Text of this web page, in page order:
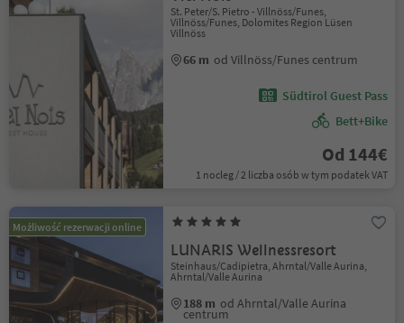
St. Peter/S. Pietro - Villnöss/Funes,
Villnöss/Funes, Dolomites Region Lüsen
Villnöss
66 m od Villnöss/Funes centrum
Südtirol Guest Pass
Bett+Bike
Od 144€
1 nocleg / 2 liczba osób w tym podatek VAT
Możliwość rezerwacji online
LUNARIS Wellnessresort
Steinhaus/Cadipietra, Ahrntal/Valle Aurina,
Ahrntal/Valle Aurina
188 m od Ahrntal/Valle Aurina
centrum